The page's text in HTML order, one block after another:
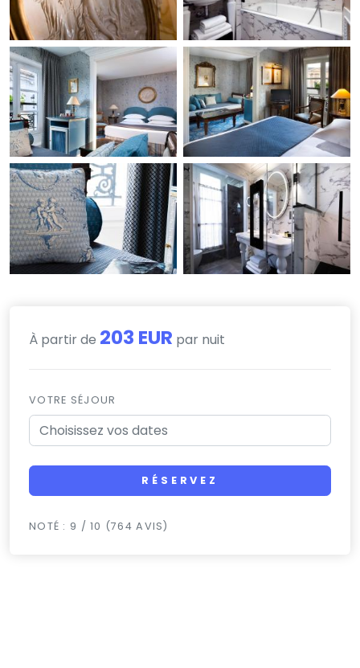
À partir de 203 EUR par nuit
VOTRE SÉJOUR
RÉSERVEZ
NOTÉ : 9 / 10 (764 AVIS)